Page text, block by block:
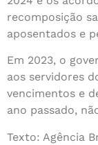
recomposição
aposentados e
Em 2023, o
aos servidores
vencimentos e
ano passado,
Texto: Agência